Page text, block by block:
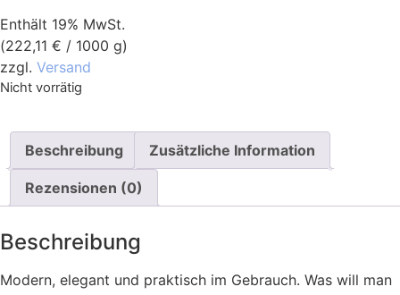
Enthält 19% MwSt.
(222,11 € / 1000 g)
zzgl. Versand
Nicht vorrätig
Beschreibung Zusätzliche Information
Rezensionen (0)
Beschreibung
Modern, elegant und praktisch im Gebrauch. Was will man